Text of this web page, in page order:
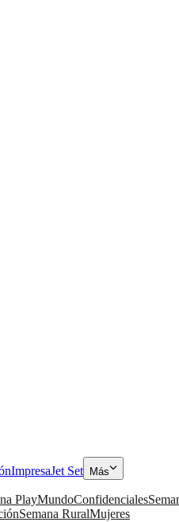
ImpresaJet Set Más
PlayMundoConfidenciales
Semana RuralMujeres